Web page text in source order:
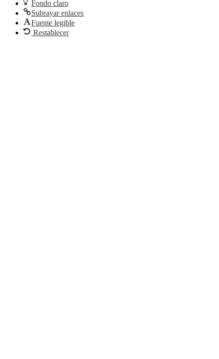
Fondo claro
Subrayar enlaces
Fuente legible
Restablecer